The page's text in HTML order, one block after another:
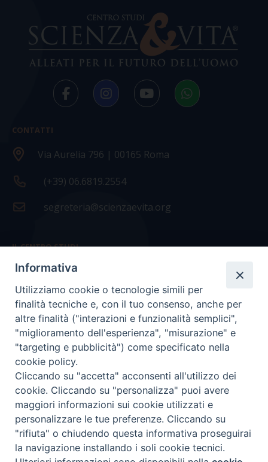
CONTATTI
Via Aurelia 796 | 00165 Roma
(+39) 06.6819.2554
segreteria@scienzaevita.org
IL CENTRO STUDI
La nostra storia
Statuto
Presidenza e ufficio presidenza
Consiglio scientifico
Coordinamento nazionale
COPYRIGHT Scienza & Vita - C.F96600690588- Tutti i
diritti -Privacy- Credits
Informativa
Utilizziamo cookie o tecnologie simili per
finalità tecniche e, con il tuo consenso, anche per
altre finalità ("interazioni e funzionalità semplici",
"miglioramento dell'esperienza", "misurazione" e
"targeting e pubblicità") come specificato nella
cookie policy.
Cliccando su "accetta" acconsenti all'utilizzo dei
cookie. Cliccando su "personalizza" puoi avere
maggiori informazioni sui cookie utilizzati e
personalizzare le tue preferenze. Cliccando su
"rifiuta" o chiudendo questa informativa proseguirai
la navigazione installando i soli cookie tecnici.